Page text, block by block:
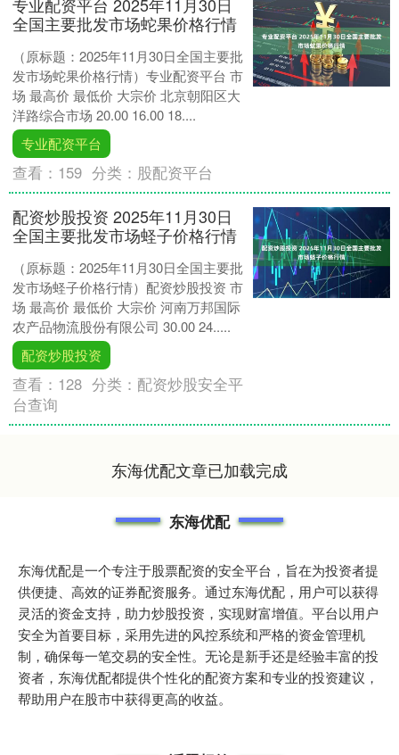
全国主要批发市场蛇果价格行情
（原标题：2025年11月30日全国主要批
发市场蛇果价格行情）专业配资平台 市
场 最高价 最低价 大宗价 北京朝阳区大
洋路综合市场 20.00 16.00 18....
专业配资平台
查看： 159 分类： 股配资平台
配资炒股投资 2025年11月30日
全国主要批发市场蛏子价格行情
（原标题：2025年11月30日全国主要批
发市场蛏子价格行情）配资炒股投资 市
场 最高价 最低价 大宗价 河南万邦国际
农产品物流股份有限公司 30.00 24.....
配资炒股投资
查看： 128 分类： 配资炒股安全平
台查询
东海优配文章已加载完成
东海优配
东海优配是一个专注于股票配资的安全平台，旨在为投资者提
供便捷、高效的证券配资服务。通过东海优配，用户可以获得
灵活的资金支持，助力炒股投资，实现财富增值。平台以用户
安全为首要目标，采用先进的风控系统和严格的资金管理机
制，确保每一笔交易的安全性。无论是新手还是经验丰富的投
资者，东海优配都提供个性化的配资方案和专业的投资建议，
帮助用户在股市中获得更高的收益。